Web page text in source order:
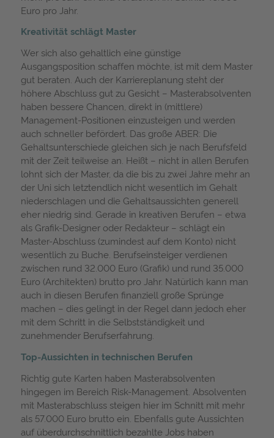
Euro pro Jahr.
Kreativität schlägt Master
Wer sich also gehaltlich eine günstige
Ausgangsposition schaffen möchte, ist mit dem Master
gut beraten. Auch der Karriereplanung steht der
höhere Abschluss gut zu Gesicht – Masterabsolventen
haben bessere Chancen, direkt in (mittlere)
Management-Positionen einzusteigen und werden
auch schneller befördert. Das große ABER: Die
Gehaltsunterschiede gleichen sich je nach Berufsfeld
mit der Zeit teilweise an. Heißt – nicht in allen Berufen
lohnt sich der Master, da die bis zu zwei Jahre mehr an
der Uni sich letztendlich nicht wesentlich im Gehalt
niederschlagen und die Gehaltsaussichten generell
eher niedrig sind. Gerade in kreativen Berufen – etwa
als Grafik-Designer oder Redakteur – schlägt ein
Master-Abschluss (zumindest auf dem Konto) nicht
wesentlich zu Buche. Berufseinsteiger verdienen
zwischen rund 32.000 Euro (Grafik) und rund 35.000
Euro (Architekten) brutto pro Jahr. Natürlich kann man
auch in diesen Berufen finanziell große Sprünge
machen – dies gelingt in der Regel dann jedoch eher
mit dem Schritt in die Selbstständigkeit und
zunehmender Berufserfahrung.
Top-Aussichten in technischen Berufen
Richtig gute Karten haben Masterabsolventen
hingegen im Bereich Risk-Management. Absolventen
mit Masterabschluss steigen hier im Schnitt mit mehr
als 57.000 Euro brutto ein. Ebenfalls gute Aussichten
auf überdurchschnittlich bezahlte Jobs haben